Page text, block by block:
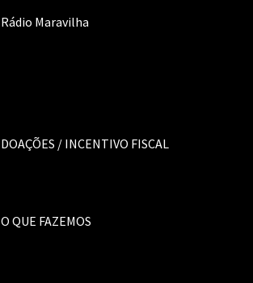
Rádio Maravilha
DOAÇÕES / INCENTIVO FISCAL
O QUE FAZEMOS